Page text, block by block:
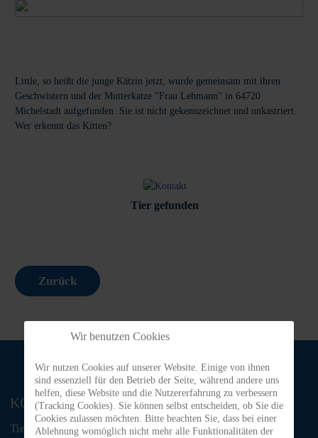
Little, so heißt die junge Kätzin jetzt, wurde gemeinsam mit ihren
Geschwistern und der Mutterkatze "Frau Lehmann" in 64720
Michelstadt aufgefunden. Sie ist nicht gekennzeichnet und unkastriert.
Wer erkennt das Kitten?
Tier gefunden
Zurück
KONTAKT
Tiere in Not Odenwald e.V.
Wir benutzen Cookies
Wir nutzen Cookies auf unserer Website. Einige von ihnen
sind essenziell für den Betrieb der Seite, während andere uns
helfen, diese Website und die Nutzererfahrung zu verbessern
(Tracking Cookies). Sie können selbst entscheiden, ob Sie die
Cookies zulassen möchten. Bitte beachten Sie, dass bei einer
Ablehnung womöglich nicht mehr alle Funktionalitäten der